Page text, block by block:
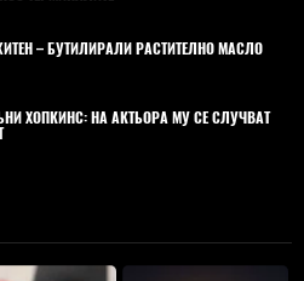
– БУТИЛИРАЛИ РАСТИТЕЛНО МАСЛО
ХОПКИНС: НА АКТЬОРА МУ СЕ СЛУЧВАТ